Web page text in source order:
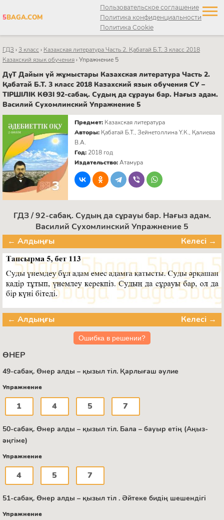
5BAGA.COM
Пользовательское соглашение
Политика конфиденциальности
Политика Cookie
ГДЗ › 3 класс › Казахская литература Часть 2. Қабатай Б.Т. 3 класс 2018
Казахский язык обучения›Упражнение 5
ДүТ Дайын үй жұмыстары Казахская литература Часть 2.
Қабатай Б.Т. 3 класс 2018 Казахский язык обучения СУ –
ТІРШІЛІК КӨЗІ 92-сабақ. Судың да сұрауы бар. Нағыз адам.
Василий Сухомлинский Упражнение 5
Предмет: Казахская литература
Авторы: Қабатай Б.Т., Зейнетоллина Ү.К., Қалиева
В.А.
Год: 2018 год
Издательство:Атамура
ГДЗ / 92-сабақ. Судың да сұрауы бар. Нағыз адам.
Василий Сухомлинский Упражнение 5
← Алдыңғы
Келесі →
← Алдыңғы Келесі →
Ошибка в решении?
ӨНЕР
49-сабақ. Өнер алды – қызыл тіл. Қарлығаш әулие
Упражнение
1 4 5 7
50-сабақ. Өнер алды – қызыл тіл. Бала – бауыр етің (Аңыз-
әңгіме)
Упражнение
4 5 7
51-сабақ. Өнер алды – қызыл тіл . Әйтеке бидің шешендігі
Упражнение